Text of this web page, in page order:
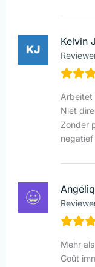
Kelvin
Arbeitet
Niet
Zonder
negatief
Mehr
Goût